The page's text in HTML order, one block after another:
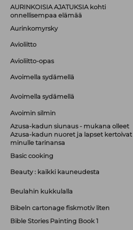
AURINKOISIA AJATUKSIA kohti
onnellisempaa elämää
Aurinkomyrsky
Avioliitto
Avioliitto-opas
Avoimella sydämellä
Avoimella sydämellä
Avoimin silmin
Azusa-kadun siunaus - mukana olleet
Azusa-kadun nuoret ja lapset kertoivat
minulle tarinansa
Basic cooking
Beauty : kaikki kauneudesta
Beulahin kukkulalla
Bibeln cartonage fiskmotiv liten
Bible Stories Painting Book 1